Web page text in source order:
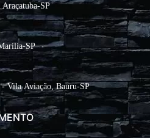
SP
SP
Vila Aviação, Bauru-SP